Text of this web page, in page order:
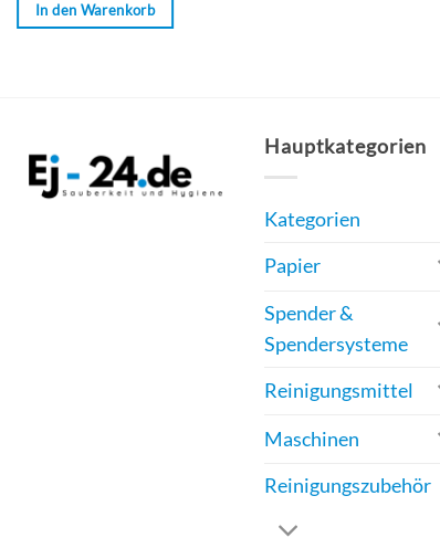
In den Warenkorb
auf.
können
der
Produktseite
gewählt
werden
Hauptkategorien
Kategorien
Papier
Spender &
Spendersysteme
Reinigungsmittel
Maschinen
Reinigungszubehör